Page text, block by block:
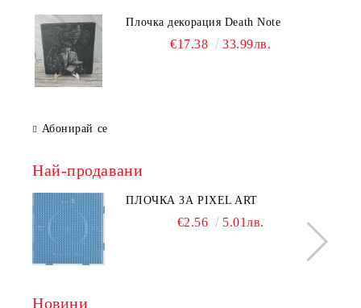
Плочка декорация Death Note
€17.38 33.99лв.
Абонирай се
Най-продавани
ПЛОЧКА ЗА PIXEL ART
€2.56 5.01лв.
Новини